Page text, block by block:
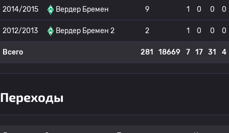
2014/2015 Вердер Бремен 9 1 0 0 0
2012/2013 Вердер Бремен 2 2 1 0 0 0
Всего 281 18669 7 17 31 4
Переходы